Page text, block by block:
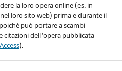
la loro opera online (es. in
loro sito web) prima e durante il
può portare a scambi
citazioni dell'opera pubblicata
).